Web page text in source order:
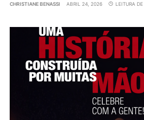
CHRISTIANE BENASSI ABRIL 24, 2026 LEITURA